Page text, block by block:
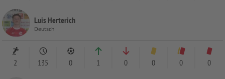
Luis Herterich
Deutsch
2 135 0 1 0 0 0 0